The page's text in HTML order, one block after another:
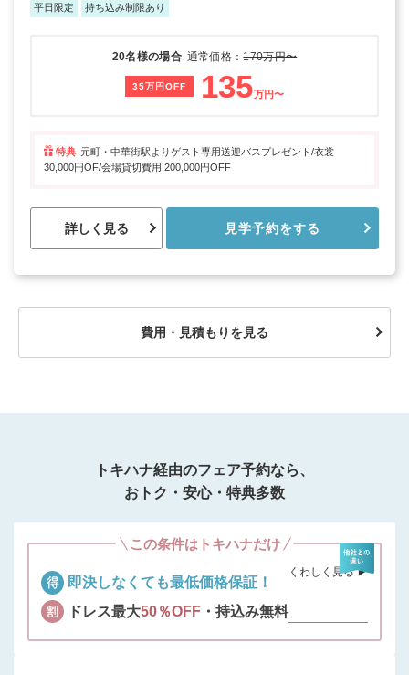
平日限定 持ち込み制限あり
20名様の場合 通常価格：170万円〜
35万円OFF 135万円〜
特典 元町・中華街駅よりゲスト専用送迎バスプレゼント/衣裳
30,000円OF/会場貸切費用 200,000円OFF
詳しく見る 見学予約をする
費用・見積もりを見る
トキハナ経由のフェア予約なら、
おトク・安心・特典多数
この条件はトキハナだけ
即決しなくても最低価格保証！
ドレス最大50％OFF ・持込み無料
くわしく見る ▶︎